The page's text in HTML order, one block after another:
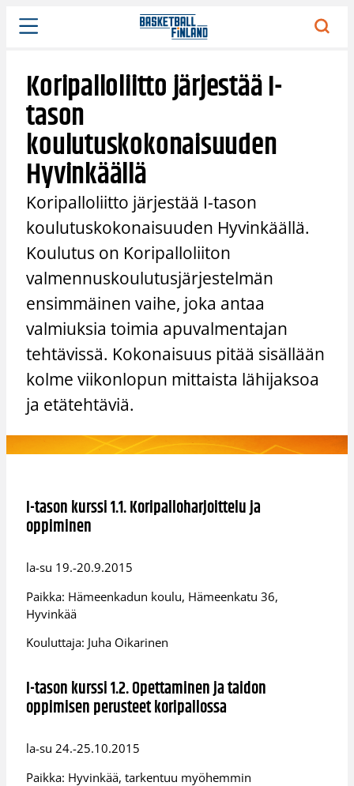
Siirry
sisältöön
Koripalloliitto järjestää I-
tason
koulutuskokonaisuuden
Hyvinkäällä
Koripalloliitto järjestää I-tason
koulutuskokonaisuuden Hyvinkäällä.
Koulutus on Koripalloliiton
valmennuskoulutusjärjestelmän
ensimmäinen vaihe, joka antaa
valmiuksia toimia apuvalmentajan
tehtävissä. Kokonaisuus pitää sisällään
kolme viikonlopun mittaista lähijaksoa
ja etätehtäviä.
I-tason kurssi 1.1. Koripalloharjoittelu ja
oppiminen
la-su 19.-20.9.2015
Paikka: Hämeenkadun koulu, Hämeenkatu 36,
Hyvinkää
Kouluttaja: Juha Oikarinen
I-tason kurssi 1.2. Opettaminen ja taidon
oppimisen perusteet koripallossa
la-su 24.-25.10.2015
Paikka: Hyvinkää, tarkentuu myöhemmin